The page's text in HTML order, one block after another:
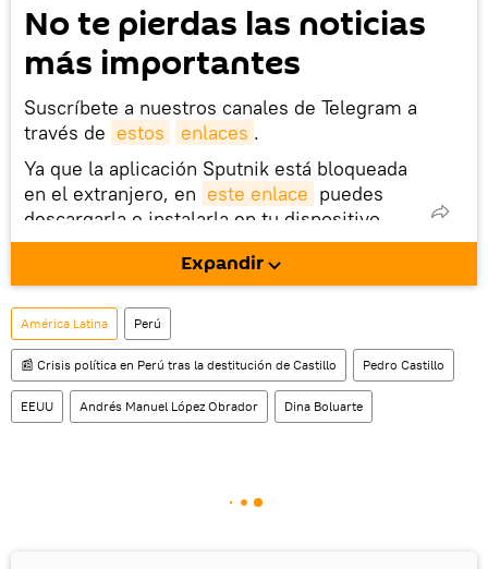
No te pierdas las noticias
más importantes
Suscríbete a nuestros canales de Telegram a
través de estos enlaces .
Ya que la aplicación Sputnik está bloqueada
en el extranjero, en este enlace puedes
descargarla e instalarla en tu dispositivo
móvil (¡solo para Android!).
También tenemos una cuenta en la red
social rusa VK .
Expandir
América Latina Perú
📰 Crisis política en Perú tras la destitución de Castillo Pedro Castillo
EEUU Andrés Manuel López Obrador Dina Boluarte